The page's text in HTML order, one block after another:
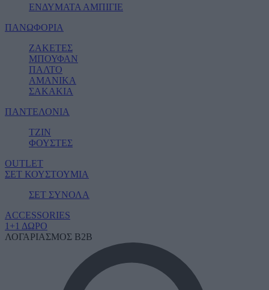
ΕΝΔΥΜΑΤΑ ΑΜΠΙΓΙΕ
ΠΑΝΩΦΟΡΙΑ
ΖΑΚΕΤΕΣ
ΜΠΟΥΦΑΝ
ΠΑΛΤΟ
ΑΜΑΝΙΚΑ
ΣΑΚΑΚΙΑ
ΠΑΝΤΕΛΟΝΙΑ
ΤΖΙΝ
ΦΟΥΣΤΕΣ
OUTLET
ΣΕΤ ΚΟΥΣΤΟΥΜΙΑ
ΣΕΤ ΣΥΝΟΛΑ
ACCESSORIES
1+1 ΔΩΡΟ
ΛΟΓΑΡΙΑΣΜΟΣ B2B